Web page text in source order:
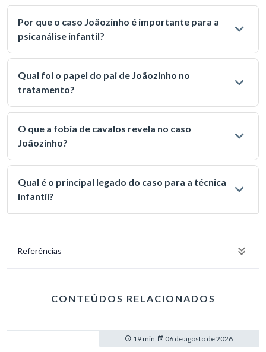
Por que o caso Joãozinho é importante para a
psicanálise infantil?
Qual foi o papel do pai de Joãozinho no
tratamento?
O que a fobia de cavalos revela no caso
Joãozinho?
Qual é o principal legado do caso para a técnica
infantil?
Referências
CONTEÚDOS RELACIONADOS
19 min. 06 de agosto de 2026